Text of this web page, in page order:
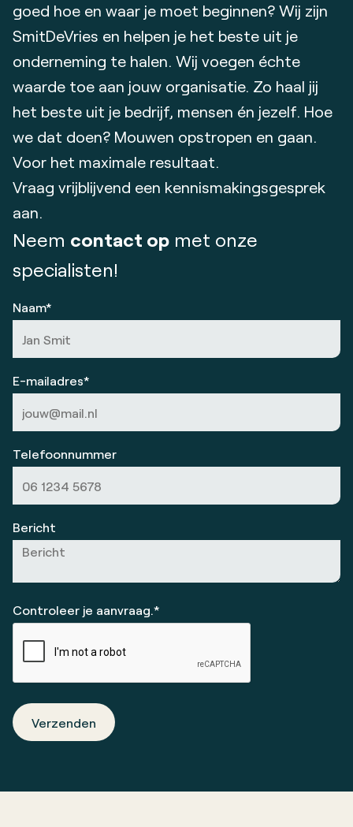
goed hoe en waar je moet beginnen? Wij zijn
SmitDeVries en helpen je het beste uit je
onderneming te halen. Wij voegen échte
waarde toe aan jouw organisatie. Zo haal jij
het beste uit je bedrijf, mensen én jezelf. Hoe
we dat doen? Mouwen opstropen en gaan.
Voor het maximale resultaat.
Vraag vrijblijvend een kennismakingsgesprek
aan.
Neem contact op met onze
specialisten!
Naam*
E-mailadres*
Telefoonnummer
Bericht
Controleer je aanvraag.*
Verzenden